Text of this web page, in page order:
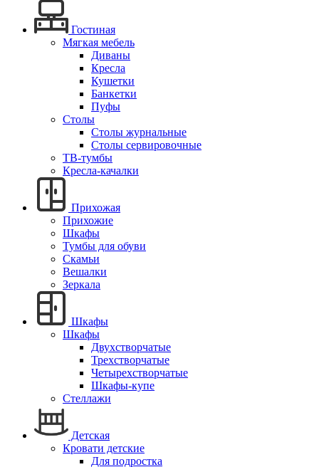
Гостиная
Мягкая мебель
Диваны
Кресла
Кушетки
Банкетки
Пуфы
Столы
Столы журнальные
Столы сервировочные
ТВ-тумбы
Кресла-качалки
Прихожая
Прихожие
Шкафы
Тумбы для обуви
Скамьи
Вешалки
Зеркала
Шкафы
Шкафы
Двухстворчатые
Трехстворчатые
Четырехстворчатые
Шкафы-купе
Стеллажи
Детская
Кровати детские
Для подростка